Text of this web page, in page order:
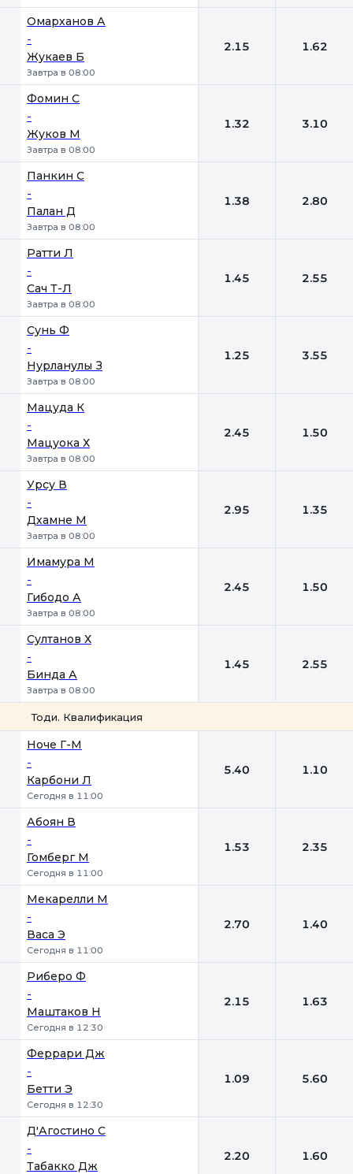
Омарханов А
-
Жукаев Б
Завтра в 08:00
2.15 1.62
Фомин С
-
Жуков М
Завтра в 08:00
1.32 3.10
Панкин С
-
Палан Д
Завтра в 08:00
1.38 2.80
Ратти Л
-
Сач Т-Л
Завтра в 08:00
1.45 2.55
Сунь Ф
-
Нурланулы З
Завтра в 08:00
1.25 3.55
Мацуда К
-
Мацуока Х
Завтра в 08:00
2.45 1.50
Урсу В
-
Дхамне М
Завтра в 08:00
2.95 1.35
Имамура М
-
Гибодо А
Завтра в 08:00
2.45 1.50
Султанов Х
-
Бинда А
Завтра в 08:00
1.45 2.55
Тоди. Квалификация
Ноче Г-М
-
Карбони Л
Сегодня в 11:00
5.40 1.10
Абоян В
-
Гомберг М
Сегодня в 11:00
1.53 2.35
Мекарелли М
-
Васа Э
Сегодня в 11:00
2.70 1.40
Риберо Ф
-
Маштаков Н
Сегодня в 12:30
2.15 1.63
Феррари Дж
-
Бетти Э
Сегодня в 12:30
1.09 5.60
Д'Агостино С
-
Табакко Дж
2.20 1.60